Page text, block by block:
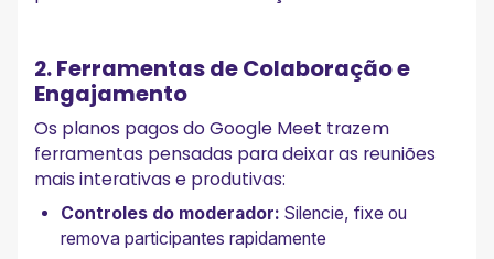
2. Ferramentas de Colaboração e
Engajamento
Os planos pagos do Google Meet trazem
ferramentas pensadas para deixar as reuniões
mais interativas e produtivas:
Controles do moderador: Silencie, fixe ou
remova participantes rapidamente